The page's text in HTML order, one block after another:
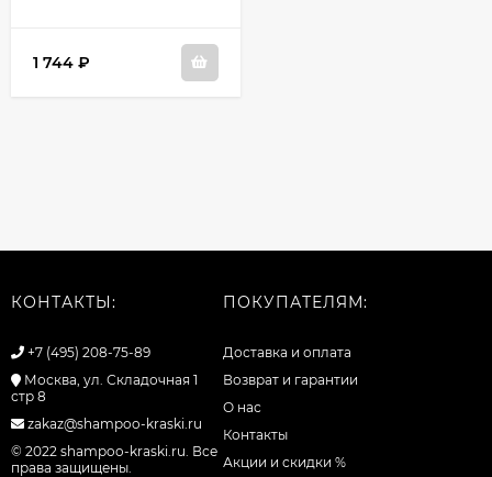
1 744 ₽
КОНТАКТЫ:
+7 (495) 208-75-89
Москва, ул. Складочная 1
стр 8
zakaz@shampoo-kraski.ru
© 2022 shampoo-kraski.ru. Все
права защищены.
ПОКУПАТЕЛЯМ:
Доставка и оплата
Возврат и гарантии
О нас
Контакты
Акции и скидки %